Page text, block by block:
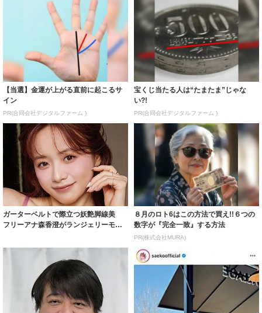
【当選】金運が上がる直前に起こるサ
イン
PR(合同会社デジタルファーム )
宝くじ当たる人は“たまたま”じゃな
い?!
PR(合同会社デジタルファーム )
ガーターベルトで際立つ妖艶脚線美
フリーアナ森香澄がランジェリーモデ
８月のロト6はこの方法で買え!!６つの
数字が『完全一致』する方法
PR(株式会社MURA)